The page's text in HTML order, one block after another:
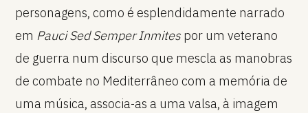
personagens, como é esplendidamente narrado
em Pauci Sed Semper Inmitespor um veterano
de guerra num discurso que mescla as manobras
de combate no Mediterrâneo com a memória de
uma música, associa-as a uma valsa, à imagem